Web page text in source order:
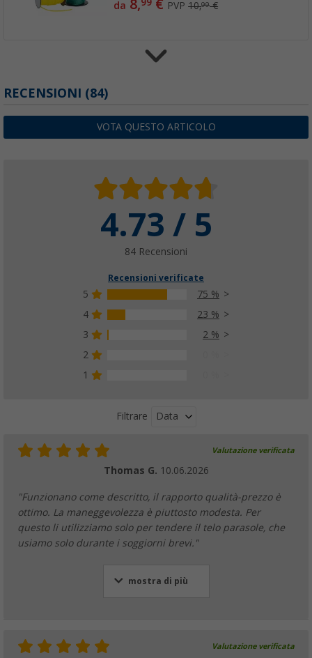
da 8,99 € PVP10,99€
9, 99€PVP11, 99€
Corda per tenda Berger fluorescente 4 mm
(37)
12,99€PVP14,
Anelli di tensionamento per tende Berger
RECENSIONI (84)
VOTA QUESTO ARTICOLO
4.73 / 5
84 Recensioni
Recensioni verificate
5
75 %
4
23 %
3
2 %
2
1
Filtrare Data
Valutazione verificata
Thomas G. 10.06.2026
"Funzionano come descritto, il rapporto qualità-prezzo è
ottimo. La maneggevolezza è piuttosto modesta. Per
questo li utilizziamo solo per tendere il telo parasole, che
usiamo solo durante i soggiorni brevi."
mostra di più
Valutazione verificata